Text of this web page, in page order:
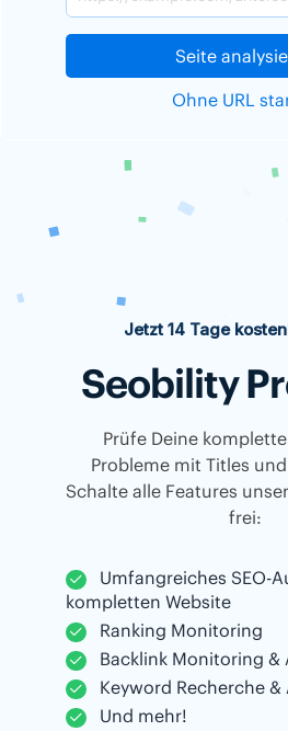
Seite
Ohne URL
Jetzt 14 Tage
Seobility
Prüfe Deine
Probleme mit Titles
Schalte alle Features
frei:
Umfangreiches SEO-
kompletten Website
Ranking Monitoring
Backlink Monitoring &
Keyword Recherche
Und mehr!